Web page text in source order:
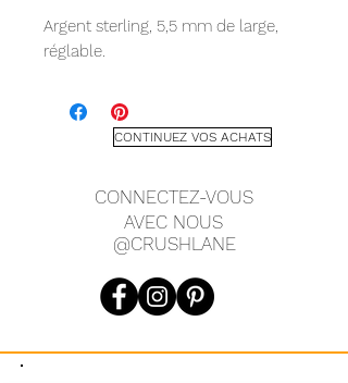
Argent sterling, 5,5 mm de large,
réglable.
CONTINUEZ VOS ACHATS
CONNECTEZ-VOUS
AVEC NOUS
@CRUSHLANE